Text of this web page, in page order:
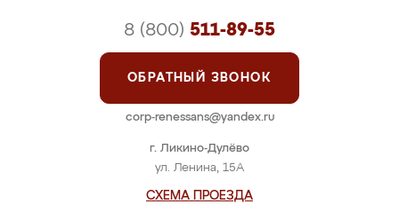
г. Ликино-Дулёво
ул. Ленина, 15А
СХЕМА ПРОЕЗДА
8 (800) 511-89-55
ОБРАТНЫЙ ЗВОНОК
corp-renessans@yandex.ru